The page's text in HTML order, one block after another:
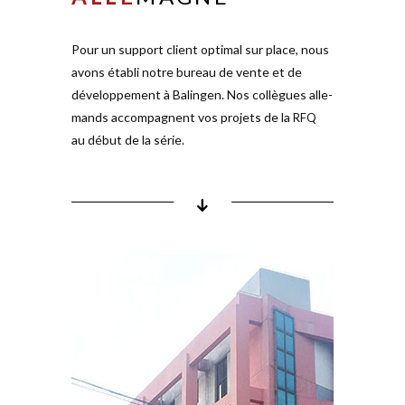
CONTACT
AdduXi Deutschland GmbH
Pour un support client optimal sur place, nous
avons établi notre bureau de vente et de
déve­lo­p­pement à Balingen. Nos col­lègues alle­
mands accom­pagnent vos projets de la RFQ
au début de la série.